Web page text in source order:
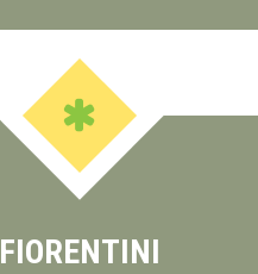
FIORENTINI